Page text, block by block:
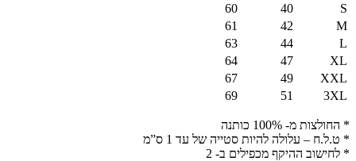
S
40
60
M
42
61
L
44
63
XL
47
64
XXL
49
67
3XL
51
69
* החולצות מ- 100% כותנה
* ט.ל.ח – עלולה להיות סטייה של עד 1 ס”מ
* לחישוב ההיקף מכפילים ב- 2